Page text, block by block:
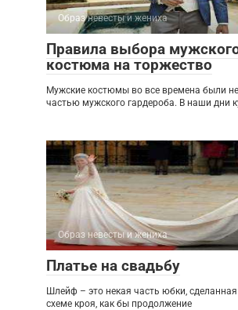
Образ невесты и жениха
Правила выбора
костюма на торжество
Мужские костюмы во все времена были
частью мужского гардероба. В наши дни
Образ невесты и жениха
Платье на свадьбу
Шлейф – это некая часть юбки,
схеме кроя, как бы продолжение